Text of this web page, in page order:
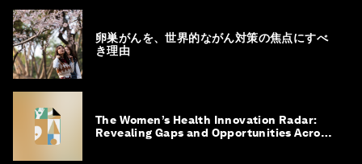
卵巣がんを、世界的ながん対策の焦点にすべ
き理由
The Women’s Health Innovation Radar:
Revealing Gaps and Opportunities Across